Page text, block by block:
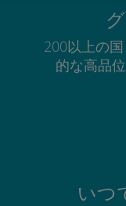
200以上の
的な高品
いつ